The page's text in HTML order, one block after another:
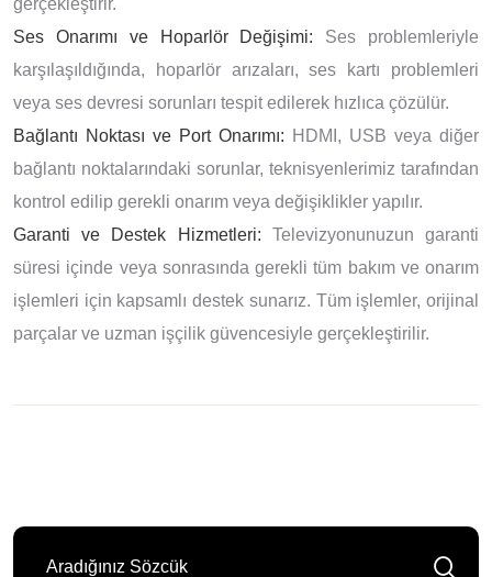
Ses Onarımı ve Hoparlör Değişimi: Ses problemleriyle
karşılaşıldığında, hoparlör arızaları, ses kartı problemleri
veya ses devresi sorunları tespit edilerek hızlıca çözülür.
Bağlantı Noktası ve Port Onarımı: HDMI, USB veya diğer
bağlantı noktalarındaki sorunlar, teknisyenlerimiz tarafından
kontrol edilip gerekli onarım veya değişiklikler yapılır.
Garanti ve Destek Hizmetleri: Televizyonunuzun garanti
süresi içinde veya sonrasında gerekli tüm bakım ve onarım
işlemleri için kapsamlı destek sunarız. Tüm işlemler, orijinal
parçalar ve uzman işçilik güvencesiyle gerçekleştirilir.